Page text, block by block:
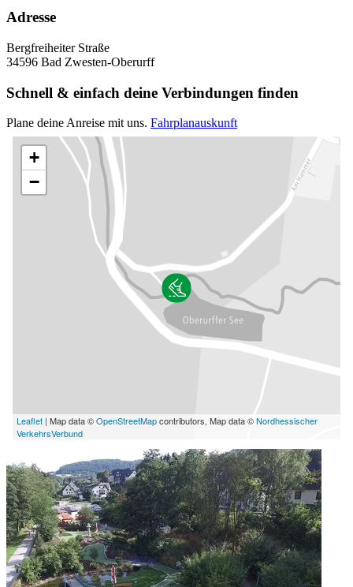
Adresse
Bergfreiheiter Straße
34596 Bad Zwesten-Oberurff
Schnell & einfach deine Verbindungen finden
Plane deine Anreise mit uns. Fahrplanauskunft